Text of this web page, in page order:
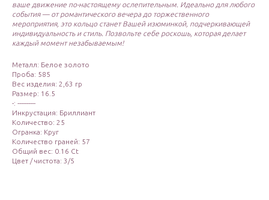
ваше движение по-настоящему ослепительным. Идеально для любого
события — от романтического вечера до торжественного
мероприятия, это кольцо станет Вашей изюминкой, подчеркивающей
индивидуальность и стиль. Позвольте себе роскошь, которая делает
каждый момент незабываемым!
Металл: Белое золото
Проба: 585
Вес изделия: 2,63 гр
Размер: 16.5
-: ----------
Инкрустация: Бриллиант
Количество: 25
Огранка: Круг
Количество граней: 57
Общий вес: 0.16 Ct
Цвет / чистота: 3/5